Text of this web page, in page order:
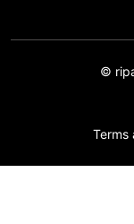
©
Terms